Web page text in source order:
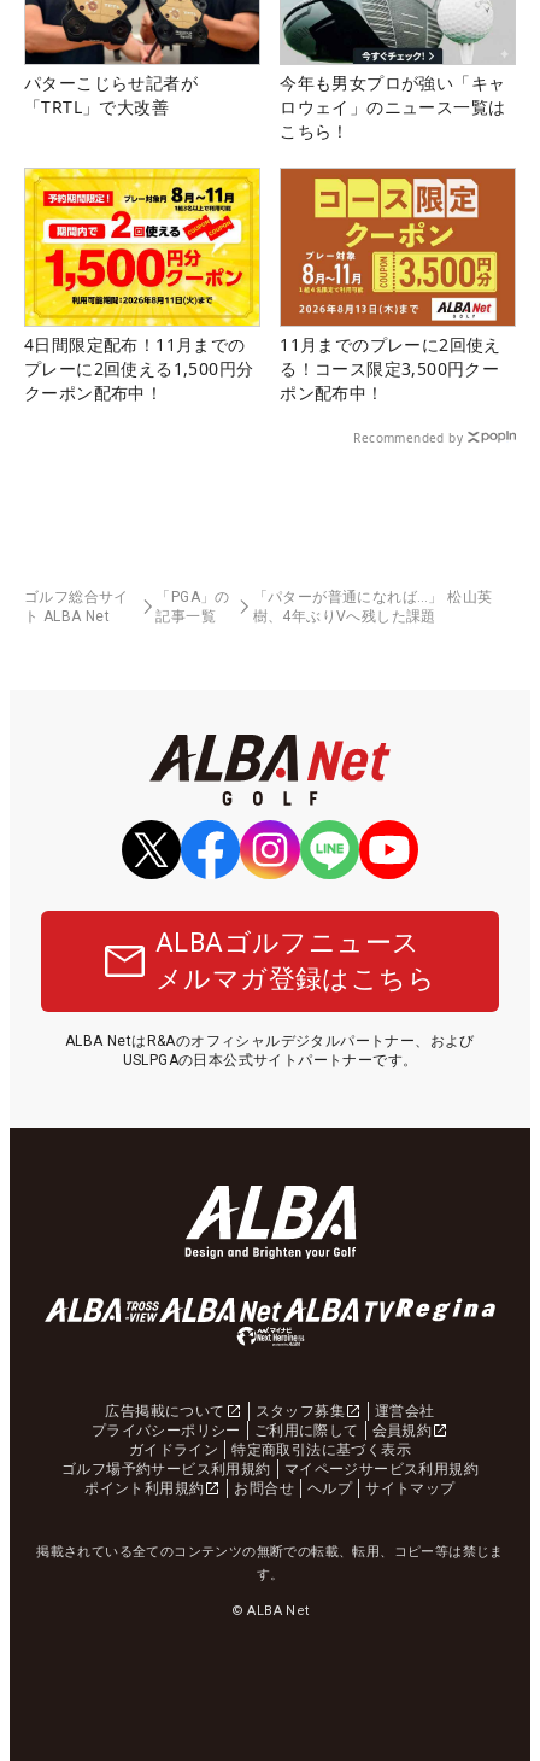
パターこじらせ記者が
「TRTL」で大改善
今年も男女プロが強い「キャ
ロウェイ」のニュース一覧は
こちら！
4日間限定配布！11月までの
プレーに2回使える1,500円分
クーポン配布中！
11月までのプレーに2回使え
る！コース限定3,500円クー
ポン配布中！
Recommended by
ゴルフ総合サイ
ト ALBA Net
「PGA」の
記事一覧
「パターが普通になれば…」 松山英
樹、4年ぶりVへ残した課題
ALBAゴルフニュース
メルマガ登録はこちら
ALBA NetはR&Aのオフィシャルデジタルパートナー、および
USLPGAの日本公式サイトパートナーです。
広告掲載について スタッフ募集
運営会社
プライバシーポリシー
ご利用に際して
会員規約
ガイドライン
特定商取引法に基づく表示
ゴルフ場予約サービス利用規約
マイページサービス利用規約
ポイント利用規約
お問合せ ヘルプ サイトマップ
掲載されている全てのコンテンツの無断での転載、転用、コピー等は禁じま
す。
© ALBA Net